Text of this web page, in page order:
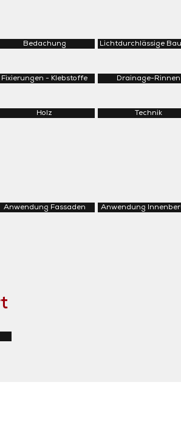
Bedachung
Fixierungen - Klebstoffe
Holz
Lichtdurchlässige
Drainage-Rinnen
Technik
Anwendung Fassaden Anwendung